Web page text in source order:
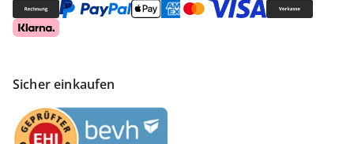
Sicher einkaufen